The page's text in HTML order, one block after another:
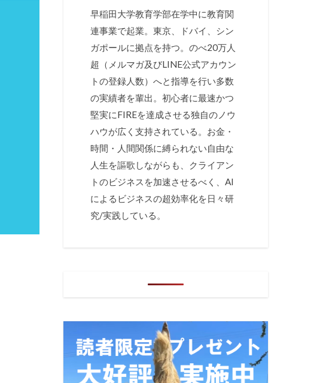
早稲田大学教育学部在学中に教育関
連事業で起業。東京、ドバイ、シン
ガポールに拠点を持つ。のべ20万人
超（メルマガ及びLINE公式アカウン
トの登録人数）へと指導を行い多数
の実績者を輩出。初心者に最速かつ
堅実にFIREを達成させる独自のノウ
ハウが広く支持されている。お金・
時間・人間関係に縛られない自由な
人生を謳歌しながらも、クライアン
トのビジネスを加速させるべく、AI
によるビジネスの超効率化を日々研
究/実践している。